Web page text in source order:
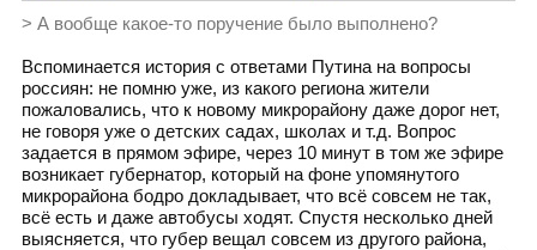
> А вообще какое-то поручение было выполнено?
Вспоминается история с ответами Путина на вопросы
россиян: не помню уже, из какого региона жители
пожаловались, что к новому микрорайону даже дорог нет,
не говоря уже о детских садах, школах и т.д. Вопрос
задается в прямом эфире, через 10 минут в том же эфире
возникает губернатор, который на фоне упомянутого
микрорайона бодро докладывает, что всё совсем не так,
всё есть и даже автобусы ходят. Спустя несколько дней
выясняется, что губер вещал совсем из другого района,